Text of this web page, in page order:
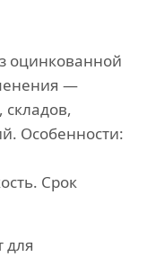
оцинкованной
—
Особенности:
Срок
для